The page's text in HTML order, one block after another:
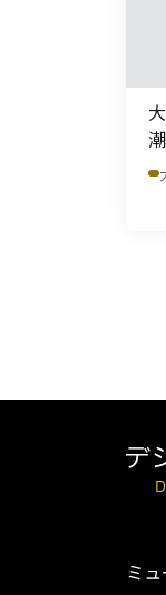
ミ